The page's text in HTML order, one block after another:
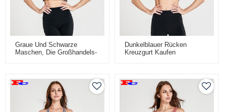
Graue Und Schwarze
Maschen, Die Großhandels-
Dunkelblauer Rücken
Kreuzgurt Kaufen